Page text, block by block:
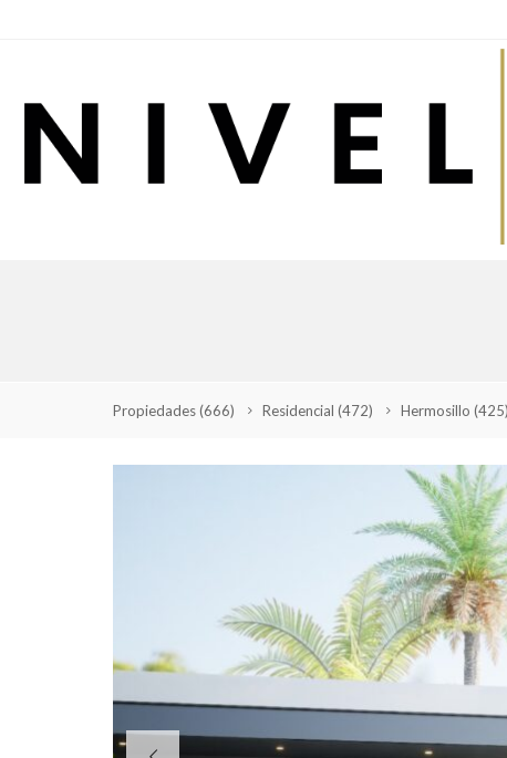
Propiedades(666) Residencial (472) Hermosillo (425)